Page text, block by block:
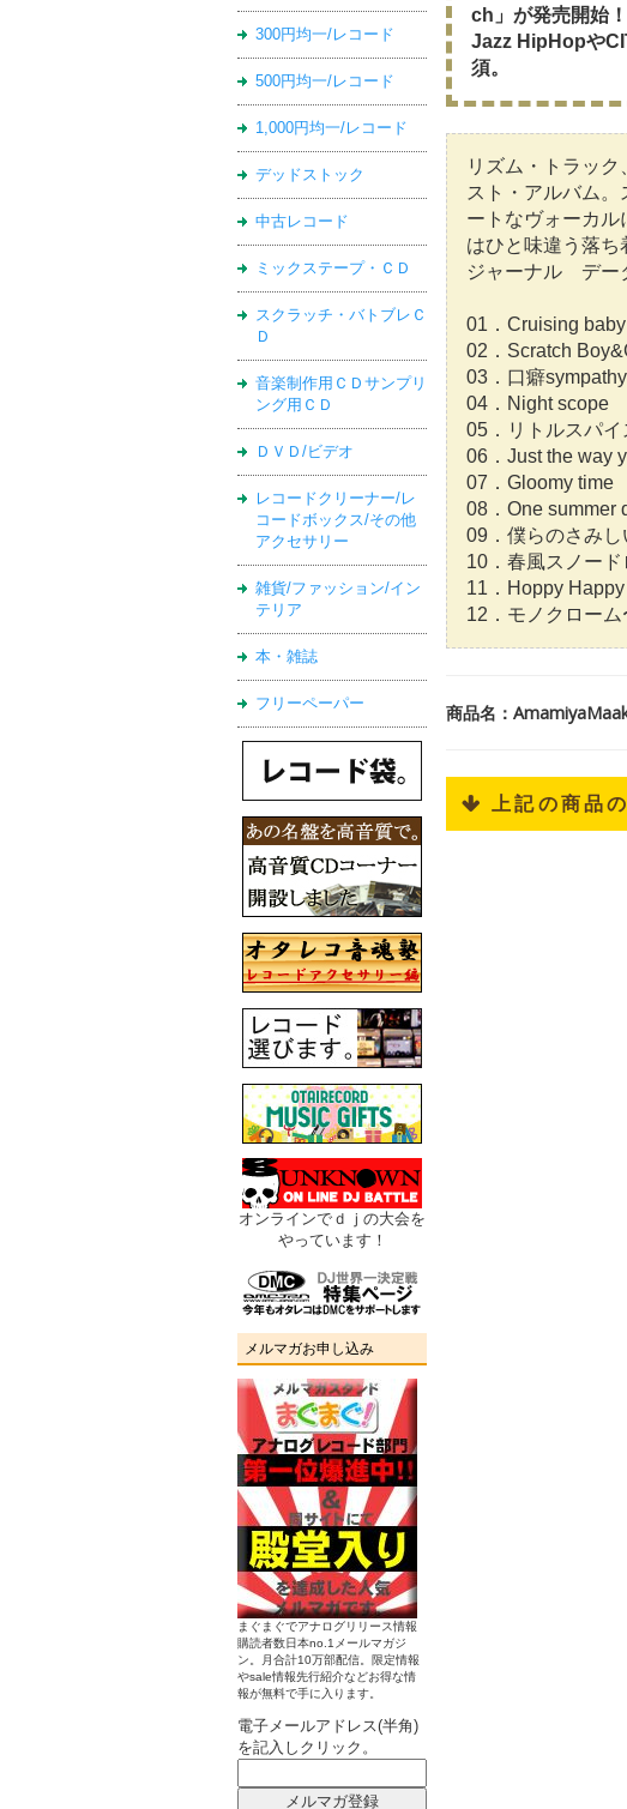
300円均一/レコード
500円均一/レコード
1,000円均一/レコード
デッドストック
中古レコード
ミックステープ・ＣＤ
スクラッチ・バトブレＣ
Ｄ
音楽制作用ＣＤサンプリ
ング用ＣＤ
ＤＶＤ/ビデオ
レコードクリーナー/レ
コードボックス/その他
アクセサリー
雑貨/ファッション/イン
テリア
本・雑誌
フリーペーパー
オンラインでｄｊの大会を
やっています！
メルマガお申し込み
まぐまぐでアナログリリース情報
購読者数日本no.1メールマガジ
ン。月合計10万部配信。限定情報
やsale情報先行紹介などお得な情
報が無料で手に入ります。
電子メールアドレス(半角)
を記入しクリック。
ch」が発売開始！
Jazz HipHopや
須。
リズム・トラッ
スト・アルバム。
ートなヴォーカル
はひと味違う落ち
ジャーナル デー
01．Cruising baby
02．Scratch
03．口癖sympathy
04．Night scope
05．リトルスパイ
06．Just the way
07．Gloomy time
08．One summer
09．僕らのさみし
10．春風スノード
11．Hoppy Happy
12．モノクロー
商品名：
 上記の商品